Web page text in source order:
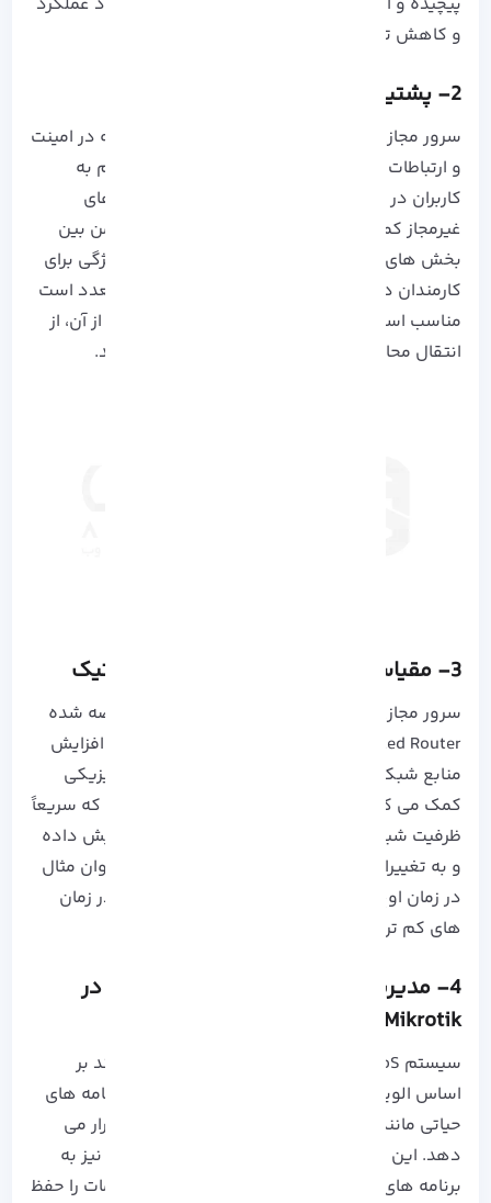
و کاهش تاخیر در شبکه های پرترافیک می شود.
2- پشتیبانی فایروال و VPN
سرور مجازی میکروتیک دو ویژگی اساسی دارد که در امینت
و ارتباطات شبکه نقش دارند. فایروال این سیستم به
کاربران در ایمن سازی ترافیک شبکه و دسترسی های
غیرمجاز کمک می کند در حالی که VPN ارتباطات امن بین
بخش های مختلف شبکه را تامین می کند. این ویژگی برای
کارمندان دورکار و یا مشاغلی که دارای شعبات متعدد است
مناسب است و کاربران می توانند هنگام استفاده از آن، از
انتقال محافظت شده داده ها اطمینان حاصل کنند.
3- مقیاس پذیر و انعطاف پذیری میکروتیک
سرور مجازی میکروتیک با استفاده از CHR که خلاصه شده
Cloud Hosted Router است، به کسب و کار ها در افزایش
منابع شبکه خود، بدون نیاز به ارتقا سخت افزار فیزیکی
کمک می کند. این ویژگی به کاربران کمک می کند که سریعاً
ظرفیت شبکه را بر اساس نیازهای متغیر خود افزایش داده
و به تغییرات در تقاضای شبکه پاسخ دهند. به عنوان مثال
در زمان اوج ترافیک، منابع بیشتری فعال شده و در زمان
های کم ترافیک منابع کاهش یابند.
4- مدیریت کیفیت خدمات و پهنای باند در
Mikrotik
سیستم QoS به مدیران در تقسیم بندی پهنای باند بر
اساس الویت های مختلف کمک کرده و ترافیک برنامه های
حیاتی مانند VoIP یا ویدیو کنفرانس را در الویت قرار می
دهد. این سیستم حتی در شرایط بارگیری سنگین نیز به
برنامه های پهنای باند کافی رسانده و کیفیت خدمات را حفظ